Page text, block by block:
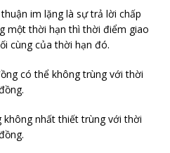
im lặng là sự trả lời chấp
một thời hạn thì thời điểm giao
cùng của thời hạn đó.
có thể không trùng với thời
nhất thiết trùng với thời